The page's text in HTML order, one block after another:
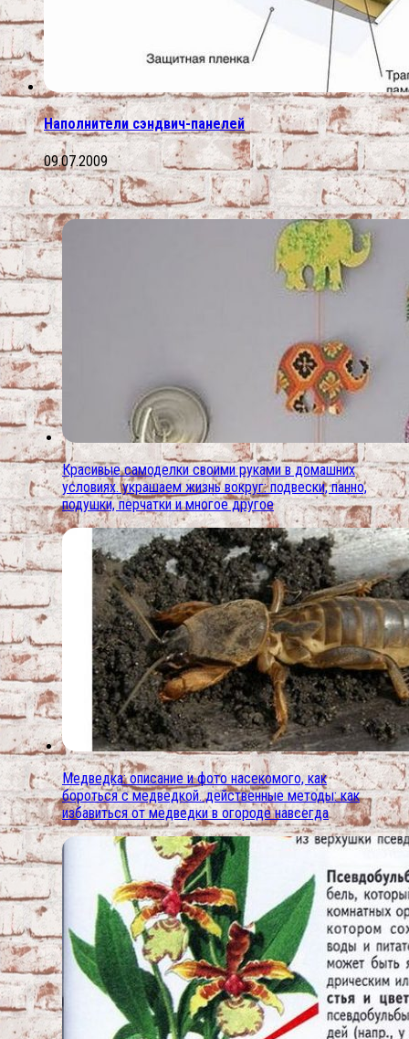
Наполнители сэндвич-панелей
09.07.2009
Красивые самоделки своими руками в домашних
условиях. украшаем жизнь вокруг: подвески, панно,
подушки, перчатки и многое другое
Медведка: описание и фото насекомого, как
бороться с медведкой. действенные методы: как
избавиться от медведки в огороде навсегда